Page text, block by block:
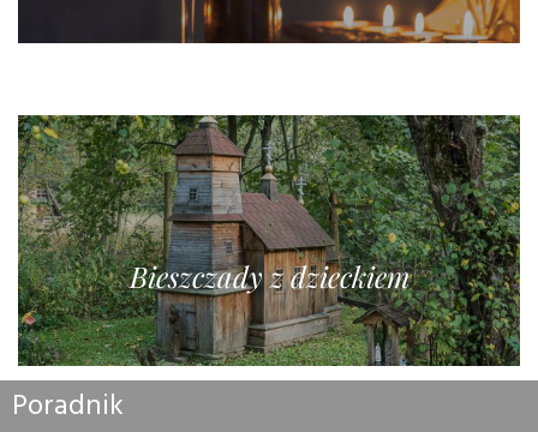
Bieszczady z dzieckiem
Poradnik